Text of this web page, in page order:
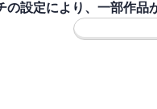
の設定により、一部作品